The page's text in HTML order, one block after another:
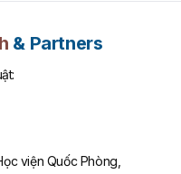
& Partners
viện Quốc Phòng,